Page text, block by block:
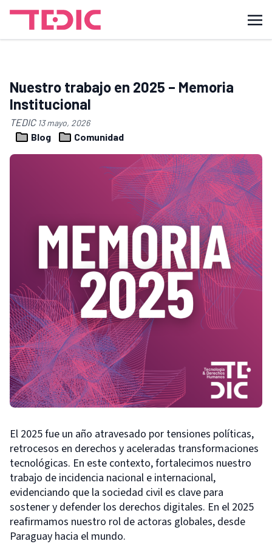
Nuestro trabajo en 2025 – Memoria
Institucional
TEDIC 13 mayo, 2026
Blog Comunidad
El 2025 fue un año atravesado por tensiones políticas,
retrocesos en derechos y aceleradas transformaciones
tecnológicas. En este contexto, fortalecimos nuestro
trabajo de incidencia nacional e internacional,
evidenciando que la sociedad civil es clave para
sostener y defender los derechos digitales. En el 2025
reafirmamos nuestro rol de actoras globales, desde
Paraguay hacia el mundo.